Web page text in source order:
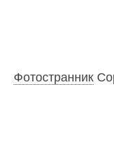
Фотостранник